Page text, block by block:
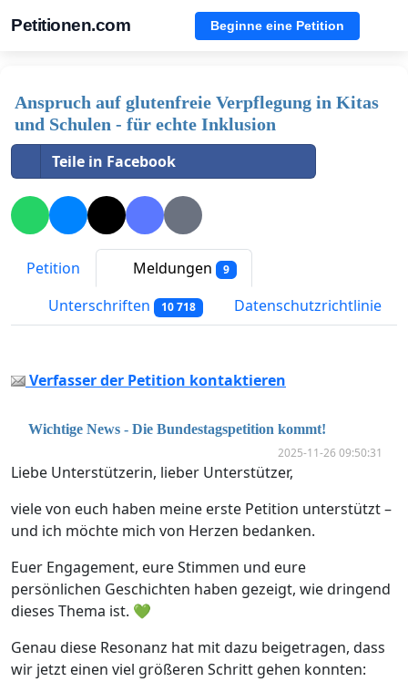
Petitionen.com Beginne eine Petition
Anspruch auf glutenfreie Verpflegung in Kitas
und Schulen - für echte Inklusion
Teile in Facebook
Petition Meldungen 9
Unterschriften 10 718 Datenschutzrichtlinie
Verfasser der Petition kontaktieren
Wichtige News - Die Bundestagspetition kommt!
2025-11-26 09:50:31
Liebe Unterstützerin, lieber Unterstützer,
viele von euch haben meine erste Petition unterstützt –
und ich möchte mich von Herzen bedanken.
Euer Engagement, eure Stimmen und eure
persönlichen Geschichten haben gezeigt, wie dringend
dieses Thema ist. 💚
Genau diese Resonanz hat mit dazu beigetragen, dass
wir jetzt einen viel größeren Schritt gehen konnten: